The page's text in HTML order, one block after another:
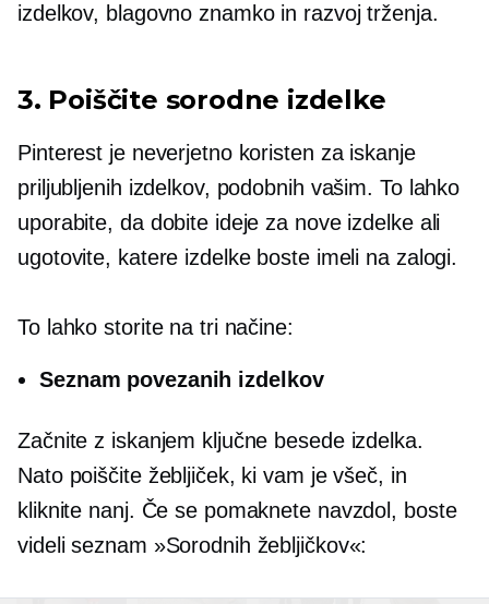
izdelkov, blagovno znamko in razvoj trženja.
3. Poiščite sorodne izdelke
Pinterest je neverjetno koristen za iskanje
priljubljenih izdelkov, podobnih vašim. To lahko
uporabite, da dobite ideje za nove izdelke ali
ugotovite, katere izdelke boste imeli na zalogi.
To lahko storite na tri načine:
Seznam povezanih izdelkov
Začnite z iskanjem ključne besede izdelka.
Nato poiščite žebljiček, ki vam je všeč, in
kliknite nanj. Če se pomaknete navzdol, boste
videli seznam »Sorodnih žebljičkov«: